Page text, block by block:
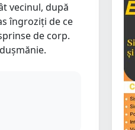
vecinul, după
îngroziți de ce
de corp.